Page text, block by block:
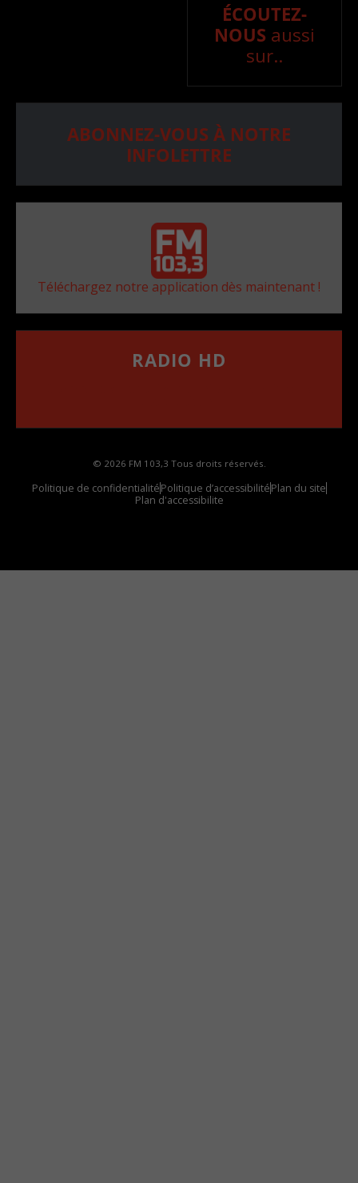
ÉCOUTEZ-
NOUS aussi
sur..
ABONNEZ-VOUS À NOTRE
INFOLETTRE
Téléchargez notre application dès maintenant !
RADIO HD
© 2026 FM 103,3 Tous droits réservés.
Politique de confidentialitéPolitique d’accessibilitéPlan du site
Plan d'accessibilite